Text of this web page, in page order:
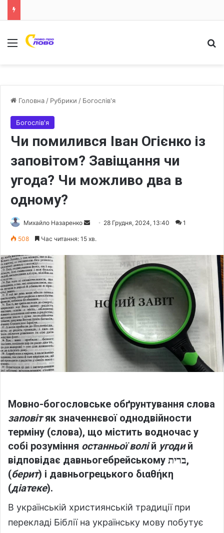
Меню
Головна / Рубрики / Богослів'я
Богослів'я
Чи помилився Іван Огієнко із
заповітом? Завіщання чи
угода? Чи можливо два в
одному?
Михайло Назаренко
m
28 Грудня, 2024, 13:40 1
508 Час читання: 15 хв.
Мовно-богословське обґрунтування слова
заповітяк значеннєвої однодвійности
терміну (слова), що містить водночас у
собі розуміння останньої волі й угодий
відповідає давньогебрейському ברית‎,
(берит) і давньогрецького διαθήκη
(діатеке).
В українській християнській традиції при
перекладі Біблії на українську мову побутує